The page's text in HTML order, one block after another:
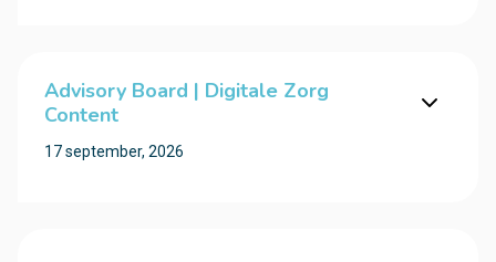
Advisory Board | Digitale Zorg
Content
17 september, 2026